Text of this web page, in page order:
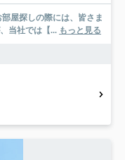
当社では【... もっと見る